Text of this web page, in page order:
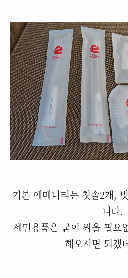
기본 에메니티는 칫솔2개,
니다.
세면용품은 굳이 싸올 필요
해오시면 되겠